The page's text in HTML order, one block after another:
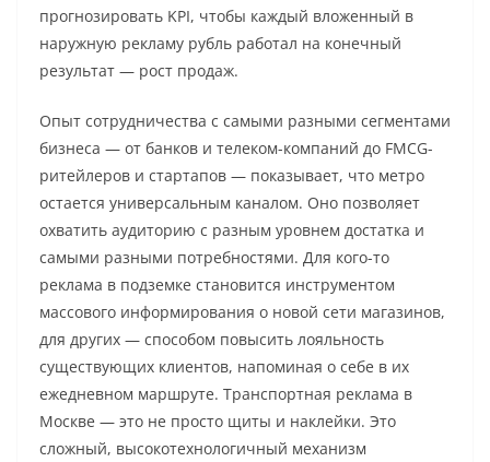
прогнозировать KPI, чтобы каждый вложенный в
наружную рекламу рубль работал на конечный
результат — рост продаж.
Опыт сотрудничества с самыми разными сегментами
бизнеса — от банков и телеком-компаний до FMCG-
ритейлеров и стартапов — показывает, что метро
остается универсальным каналом. Оно позволяет
охватить аудиторию с разным уровнем достатка и
самыми разными потребностями. Для кого-то
реклама в подземке становится инструментом
массового информирования о новой сети магазинов,
для других — способом повысить лояльность
существующих клиентов, напоминая о себе в их
ежедневном маршруте. Транспортная реклама в
Москве — это не просто щиты и наклейки. Это
сложный, высокотехнологичный механизм